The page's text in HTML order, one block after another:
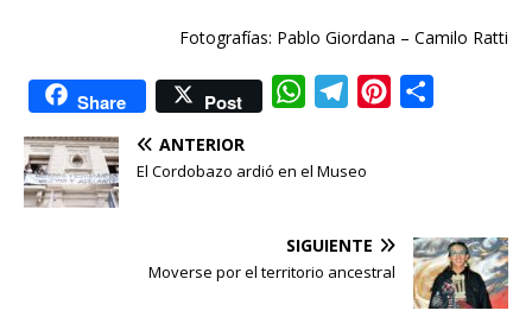
Fotografías: Pablo Giordana – Camilo Ratti
Share Post
W
A
r
r
r
t
ANTERIOR
El Cordobazo ardió en el Museo
SIGUIENTE
Moverse por el territorio ancestral